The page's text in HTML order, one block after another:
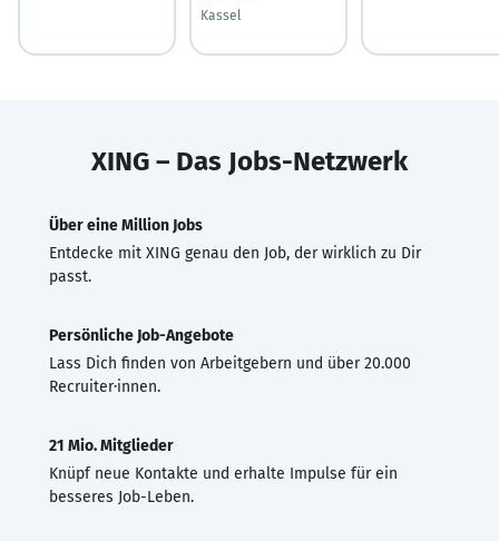
Kassel
XING – Das Jobs-Netzwerk
Über eine Million Jobs
Entdecke mit XING genau den Job, der wirklich zu Dir
passt.
Persönliche Job-Angebote
Lass Dich finden von Arbeitgebern und über 20.000
Recruiter·innen.
21 Mio. Mitglieder
Knüpf neue Kontakte und erhalte Impulse für ein
besseres Job-Leben.